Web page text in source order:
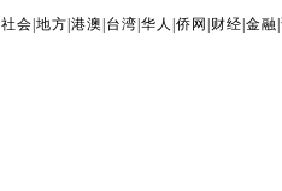
|社会 |地方 |港澳 台湾 |华人 |侨网 财经 |金融 |